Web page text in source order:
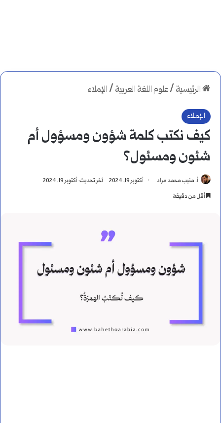
الرئيسية /علوم اللغة العربية /الإملاء
الإملاء
كيف نكتب كلمة شؤون ومسؤول أم
شئون ومسئول؟
أ. منيب محمد مراد أكتوبر 19, 2024
آخر تحديث: أكتوبر 19, 2024
أقل من دقيقة